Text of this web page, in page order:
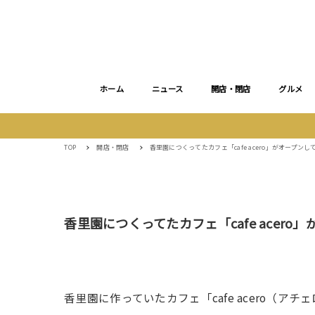
ホーム ニュース 開店・閉店 グルメ
TOP 開店・閉店 香里園につくってたカフェ「cafe acero」がオープンし
香里園につくってたカフェ「cafe acero」
香里園に作っていたカフェ「cafe acero（アチ